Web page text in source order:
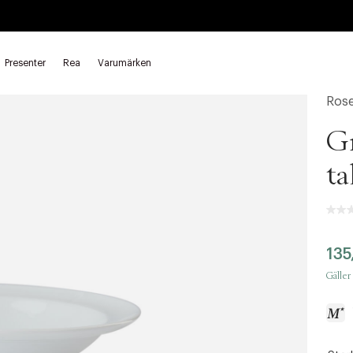
Presenter Rea Varumärken
tallrikar
Gäller